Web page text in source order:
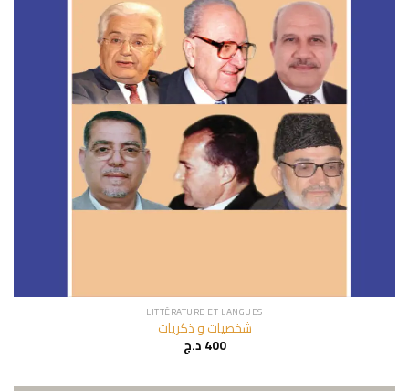
LITTÉRATURE ET LANGUES
شخصيات و ذكريات
400د.ج